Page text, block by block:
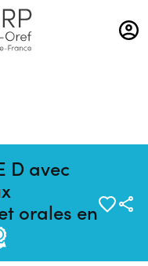
D avec
orales enen